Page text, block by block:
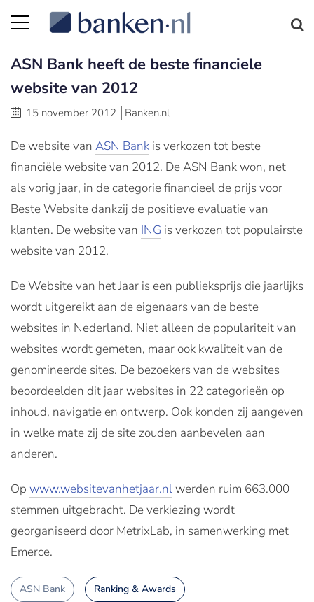
ASN Bank heeft de beste financiele
website van 2012
15 november 2012 Banken.nl
De website van ASN Bank is verkozen tot beste
financiële website van 2012. De ASN Bank won, net
als vorig jaar, in de categorie financieel de prijs voor
Beste Website dankzij de positieve evaluatie van
klanten. De website van ING is verkozen tot populairste
website van 2012.
De Website van het Jaar is een publieksprijs die jaarlijks
wordt uitgereikt aan de eigenaars van de beste
websites in Nederland. Niet alleen de populariteit van
websites wordt gemeten, maar ook kwaliteit van de
genomineerde sites. De bezoekers van de websites
beoordeelden dit jaar websites in 22 categorieën op
inhoud, navigatie en ontwerp. Ook konden zij aangeven
in welke mate zij de site zouden aanbevelen aan
anderen.
Op www.websitevanhetjaar.nlwerden ruim 663.000
stemmen uitgebracht. De verkiezing wordt
georganiseerd door MetrixLab, in samenwerking met
Emerce.
ASN Bank Ranking & Awards